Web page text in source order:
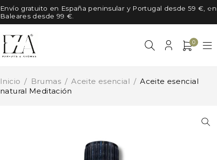
Envío gratuito en España peninsular y Portugal desde 59 €, en
Baleares desde 99 €.
0
Inicio / Brumas / Aceite esencial / Aceite esencial
natural Meditación